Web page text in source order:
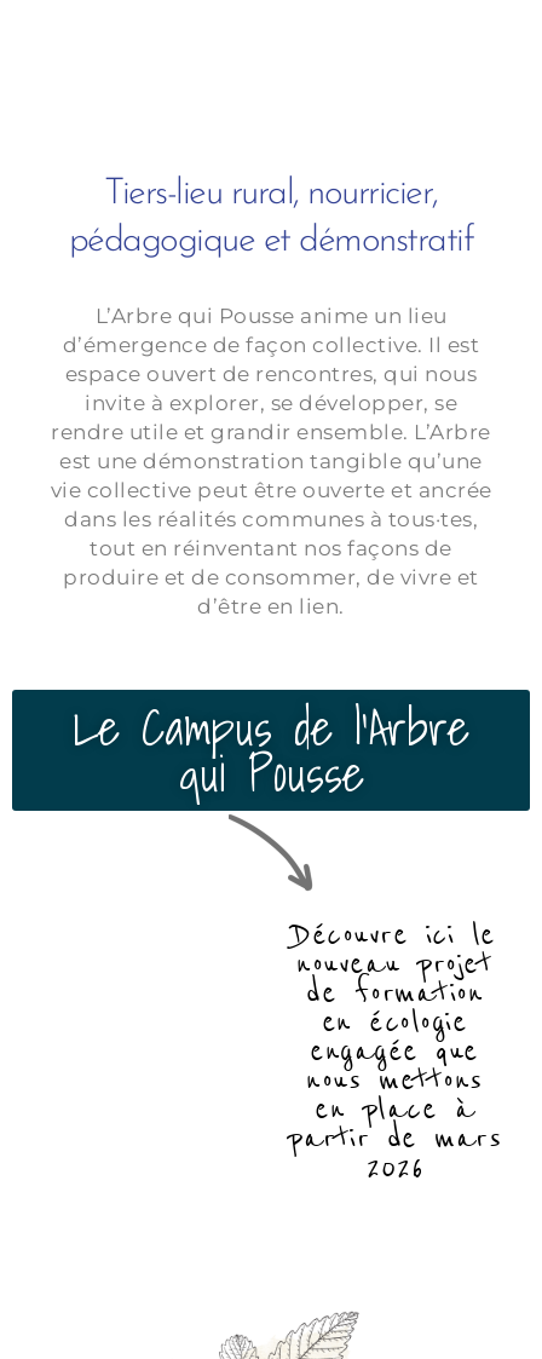
Tiers-lieu rural, nourricier,
pédagogique et démonstratif
L’Arbre qui Pousse anime un lieu
d’émergence de façon collective. Il est
espace ouvert de rencontres, qui nous
invite à explorer, se développer, se
rendre utile et grandir ensemble. L’Arbre
est une démonstration tangible qu’une
vie collective peut être ouverte et ancrée
dans les réalités communes à tous·tes,
tout en réinventant nos façons de
produire et de consommer, de vivre et
d’être en lien.
Le Campus de l'Arbre
qui Pousse
Découvre ici le
nouveau projet
de formation
en écologie
engagée que
nous mettons
en place à
partir de mars
2026